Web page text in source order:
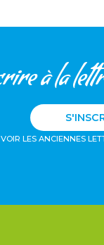
à la
VOIR LES ANCIENNES